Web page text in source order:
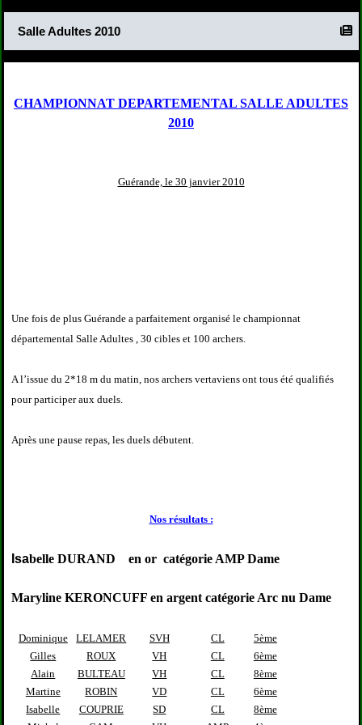
Salle Adultes 2010
CHAMPIONNAT DEPARTEMENTAL SALLE ADULTES
2010
Guérande, le 30 janvier 2010
Une fois de plus Guérande a parfaitement organisé le championnat
départemental Salle Adultes , 30 cibles et 100 archers.
A l’issue du 2*18 m du matin, nos archers vertaviens ont tous été qualifiés
pour participer aux duels.
Après une pause repas, les duels débutent.
Nos résultats :
Isabelle DURAND en or catégorie AMP Dame
Maryline KERONCUFF en argent catégorie Arc nu Dame
Dominique LELAMER SVH CL
5ème
Gilles
ROUX VH CL
6ème
Alain
BULTEAU VH CL
8ème
Martine
ROBIN VD CL
6ème
Isabelle
COUPRIE SD CL
8ème